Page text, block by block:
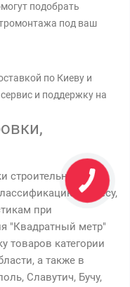
подобрать
под ваш
по Киеву и
и поддержку на
строительных
по весу,
при
"Квадратный метр"
товаров категории
а также в
Славутич, Бучу,